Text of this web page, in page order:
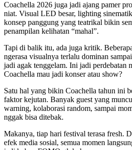
Coachella 2026 juga jadi ajang pamer
niat. Visual LED besar, lighting
konsep panggung yang teatrikal bikin
penampilan kelihatan “mahal”.
Tapi di balik itu, ada juga kritik.
ngerasa visualnya terlalu dominan
jadi agak tenggelam. Ini jadi perdebatan
Coachella mau jadi konser atau show?
Satu hal yang bikin Coachella tahun ini
faktor kejutan. Banyak guest yang
warning, kolaborasi random, sampai
nggak bisa ditebak.
Makanya, tiap hari festival terasa fresh.
efek media sosial, semua momen